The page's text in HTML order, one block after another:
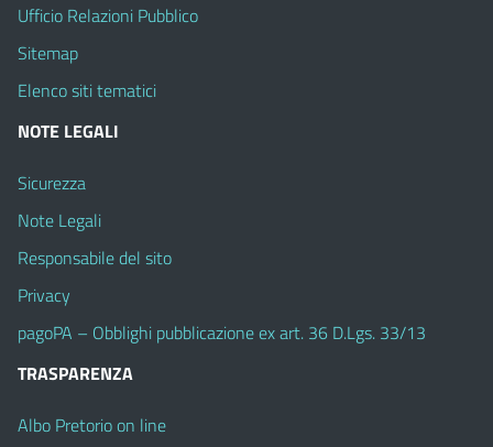
Ufficio Relazioni Pubblico
Sitemap
Elenco siti tematici
NOTE LEGALI
Sicurezza
Note Legali
Responsabile del sito
Privacy
pagoPA – Obblighi pubblicazione ex art. 36 D.Lgs. 33/13
TRASPARENZA
Albo Pretorio on line